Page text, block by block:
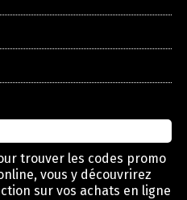
trouver les codes promo
vous y découvrirez
sur vos achats en ligne